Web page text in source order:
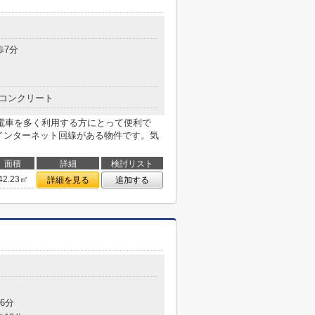
7分
ンクリート
を多く利用する方にとって便利で
ターネット回線がある物件です。気
面積 詳細
検討リスト
㎡
詳細を見る 追加する
分